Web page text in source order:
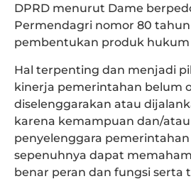
DPRD menurut Dame
Permendagri nomor 80 tahun
pembentukan produk hukum
Hal terpenting dan menjadi
kinerja pemerintahan belum
diselenggarakan atau
karena kemampuan dan/
penyelenggara
sepenuhnya dapat
benar peran dan fungsi serta